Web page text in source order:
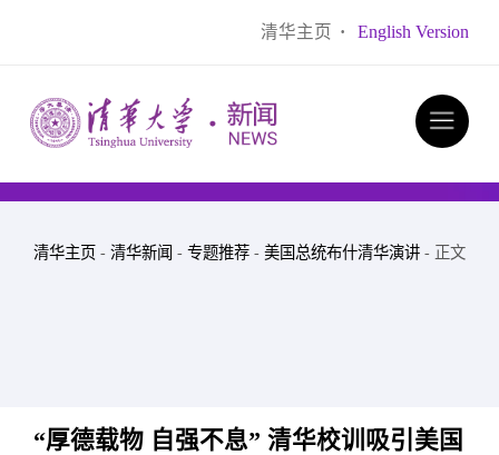
清华主页 · English Version
清华主页 - 清华新闻 - 专题推荐 - 美国总统布什清华演讲 - 正文
“厚德载物 自强不息” 清华校训吸引美国